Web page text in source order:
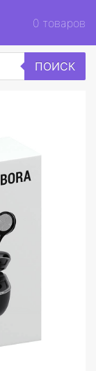
0 товаров
ПОИСК